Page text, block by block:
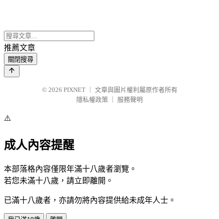
推薦文章
關閉搜尋
© 2026 PIXNET
文章與圖片權利屬原作者所有
隱私權政策
服務聲明
⚠️
成人內容提醒
本部落格內容僅限年滿十八歲者瀏覽。
若您未滿十八歲，請立即離開。
已滿十八歲者，亦請勿將內容提供給未成年人士。